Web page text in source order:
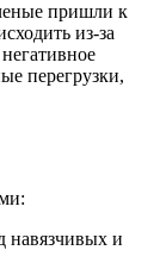
пришли к
из-за
перегрузки,
навязчивых и